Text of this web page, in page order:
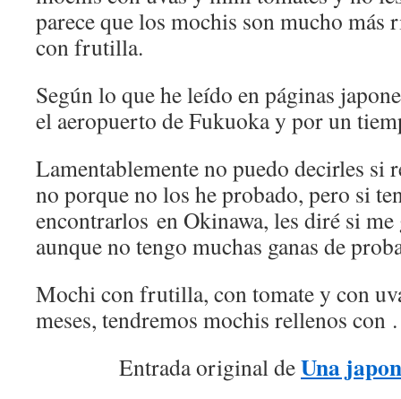
parece que los mochis son mucho más
con frutilla.
Según lo que he leído en páginas
el aeropuerto de Fukuoka y por un
Lamentablemente no puedo decirles si
no porque no los he probado, pero si
encontrarlos en Okinawa, les diré si
aunque no tengo muchas ganas de
Mochi con frutilla, con tomate y con
meses, tendremos mochis rellenos
Entrada original deUna